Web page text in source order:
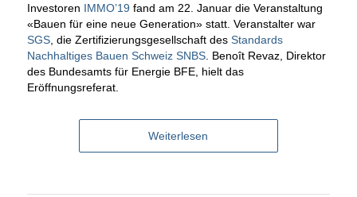
Investoren IMMO’19 fand am 22. Januar die Veranstaltung
«Bauen für eine neue Generation» statt. Veranstalter war
SGS, die Zertifizierungsgesellschaft des Standards
Nachhaltiges Bauen Schweiz SNBS. Benoît Revaz, Direktor
des Bundesamts für Energie BFE, hielt das
Eröffnungsreferat.
Weiterlesen